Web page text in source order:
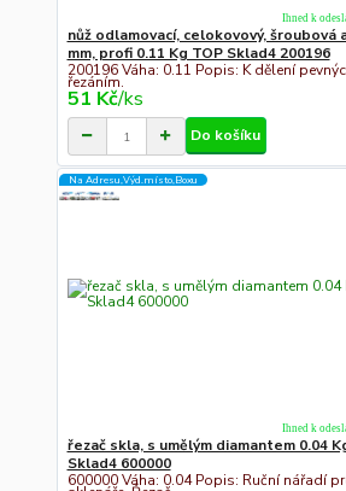
nůž odlamovací, celokovový, šroubová
mm, profi 0.11 Kg TOP Sklad4 200196
200196 Váha: 0.11 Popis: K dělení
řezáním.
51 Kč/ks
Ihned k
Do košíku
Na Adresu,Výd.místo,Boxu
řezač skla, s umělým diamantem 0.04
Sklad4 600000
600000 Váha: 0.04 Popis: Ruční nářadí
Ihned k